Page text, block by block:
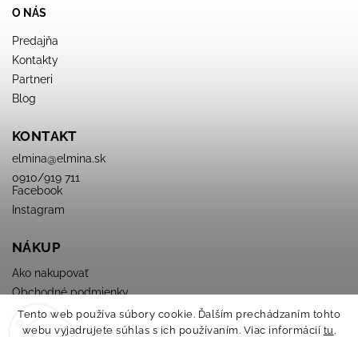
Tento web používa súbory cookie. Ďalším prechádzaním tohto
webu vyjadrujete súhlas s ich používaním. Viac informácií tu.
O NÁS
Predajňa
Kontakty
Partneri
Blog
KONTAKT
elmina@elmina.sk
0910/919 711
Facebook
Instagram
NÁKUP
Ako nakupovať
Obchodné podmienky
Podmienky ochrany osobných údajov